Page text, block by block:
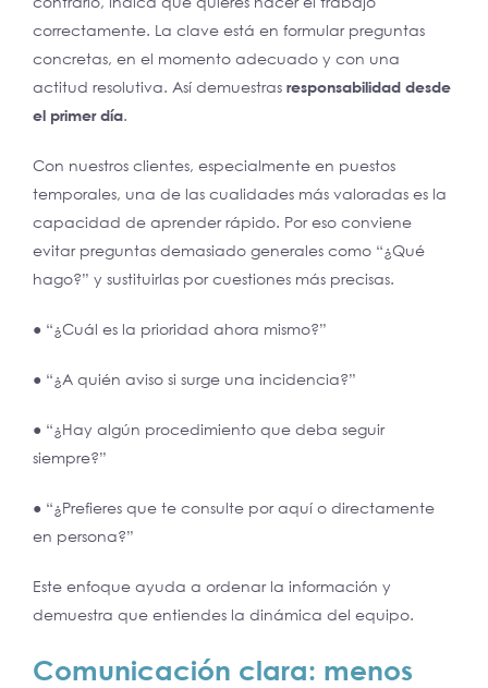
correctamente. La clave está en formular preguntas
concretas, en el momento adecuado y con una
actitud resolutiva. Así demuestras responsabilidad desde
el primer día.
Con nuestros clientes, especialmente en puestos
temporales, una de las cualidades más valoradas es la
capacidad de aprender rápido. Por eso conviene
evitar preguntas demasiado generales como “¿Qué
hago?” y sustituirlas por cuestiones más precisas.
● “¿Cuál es la prioridad ahora mismo?”
● “¿A quién aviso si surge una incidencia?”
● “¿Hay algún procedimiento que deba seguir
siempre?”
● “¿Prefieres que te consulte por aquí o directamente
en persona?”
Este enfoque ayuda a ordenar la información y
demuestra que entiendes la dinámica del equipo.
Comunicación clara: menos